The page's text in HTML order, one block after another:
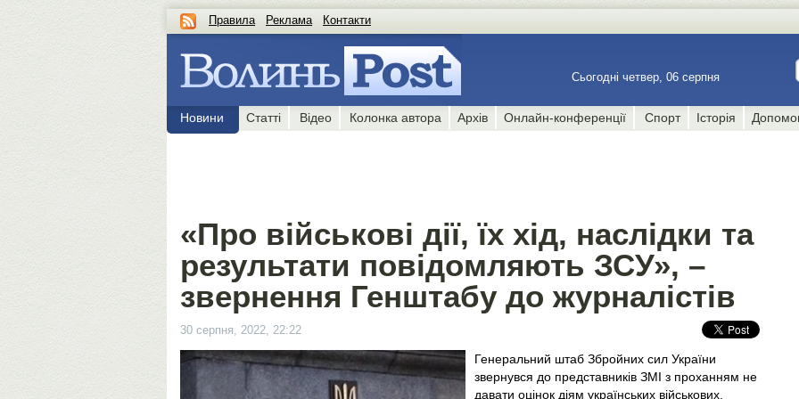
Правила Реклама Контакти
Сьогодні четвер, 06 серпня
Новини Статті Відео Колонка автора Архів Онлайн-конференції Спорт Історія
«Про військові дії, їх хід, наслідки та
результати повідомляють ЗСУ», –
звернення Генштабу до журналістів
30 серпня, 2022, 22:22
Генеральний штаб Збройних сил України
звернувся до представників ЗМІ з проханням не
давати оцінок діям українських військових.